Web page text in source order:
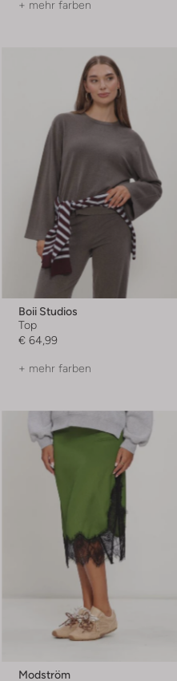
+ mehr farben
Boii Studios
Top
€ 64,99
+ mehr farben
Modström